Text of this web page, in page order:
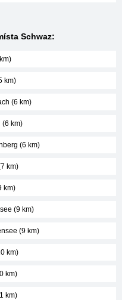
Schwaz:
km)
(6 km)
(6 km)
(6 km)
km)
km)
(9 km)
(9 km)
km)
km)
km)